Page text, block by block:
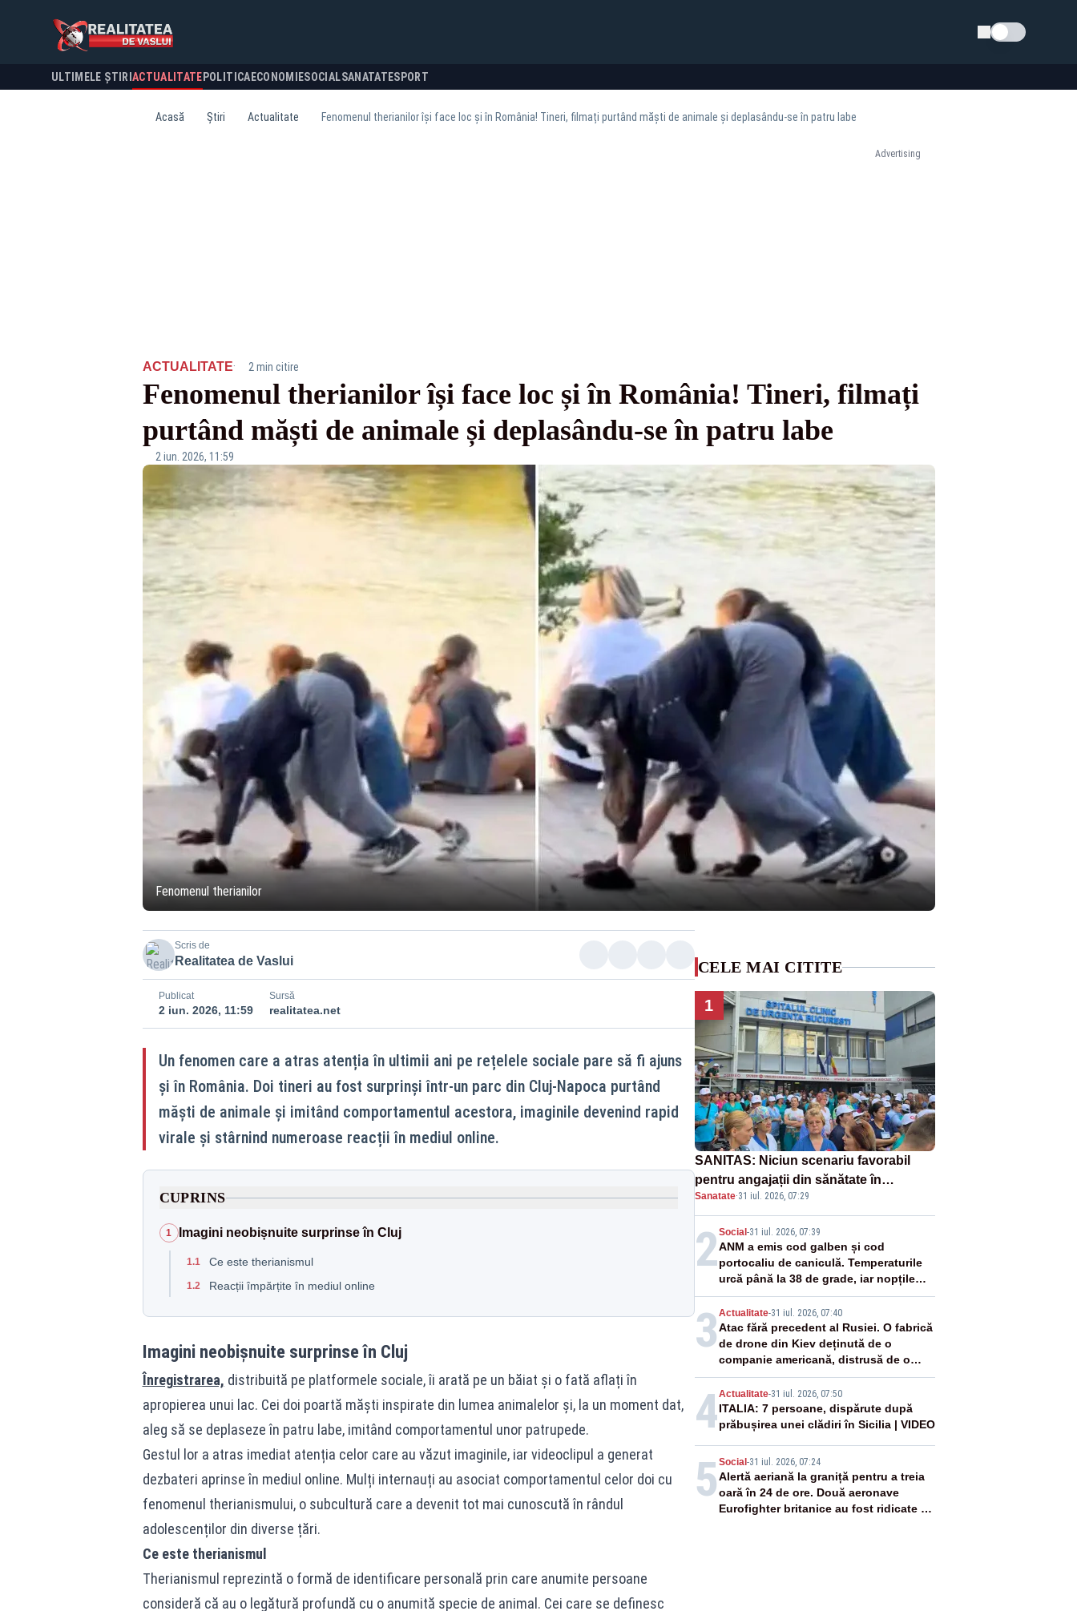
Schimba tema
ULTIMELE ȘTIRI ACTUALITATE POLITICA ECONOMIESOCIALSANATATESPORT
Acasă Știri Actualitate Fenomenul therianilor își face loc și în România! Tineri, filmați purtând măști de animale și deplasându-se în patru labe
Advertising
ACTUALITATE· 2 min citire
Fenomenul therianilor își face loc și în România! Tineri, filmați
purtând măști de animale și deplasându-se în patru labe
2 iun. 2026, 11:59
Fenomenul therianilor
Scris de
Realitatea de Vaslui
Publicat
2 iun. 2026, 11:59
Sursă
realitatea.net
Un fenomen care a atras atenția în ultimii ani pe rețelele sociale pare să fi ajuns
și în România. Doi tineri au fost surprinși într-un parc din Cluj-Napoca purtând
măști de animale și imitând comportamentul acestora, imaginile devenind rapid
virale și stârnind numeroase reacții în mediul online.
CUPRINS
1 Imagini neobișnuite surprinse în Cluj
1.1 Ce este therianismul
1.2 Reacții împărțite în mediul online
Imagini neobișnuite surprinse în Cluj
Înregistrarea, distribuită pe platformele sociale, îi arată pe un băiat și o fată aflați în
apropierea unui lac. Cei doi poartă măști inspirate din lumea animalelor și, la un moment dat,
aleg să se deplaseze în patru labe, imitând comportamentul unor patrupede.
Gestul lor a atras imediat atenția celor care au văzut imaginile, iar videoclipul a generat
dezbateri aprinse în mediul online. Mulți internauți au asociat comportamentul celor doi cu
fenomenul therianismului, o subcultură care a devenit tot mai cunoscută în rândul
adolescenților din diverse țări.
Ce este therianismul
Therianismul reprezintă o formă de identificare personală prin care anumite persoane
consideră că au o legătură profundă cu o anumită specie de animal. Cei care se definesc
CELE MAI CITITE
1
SANITAS: Niciun scenariu favorabil
pentru angajații din sănătate în
proiectul Legii salarizării
Sanatate·31 iul. 2026, 07:29
2Social -31 iul. 2026, 07:39
ANM a emis cod galben și cod
portocaliu de caniculă. Temperaturile
urcă până la 38 de grade, iar nopțile
devin tropicale
3 Actualitate-31 iul. 2026, 07:40
Atac fără precedent al Rusiei. O fabrică
de drone din Kiev deținută de o
companie americană, distrusă de o
rachetă rusească
4Actualitate-31 iul. 2026, 07:50
ITALIA: 7 persoane, dispărute după
prăbușirea unei clădiri în Sicilia | VIDEO
5 Social -31 iul. 2026, 07:24
Alertă aeriană la graniță pentru a treia
oară în 24 de ore. Două aeronave
Eurofighter britanice au fost ridicate de